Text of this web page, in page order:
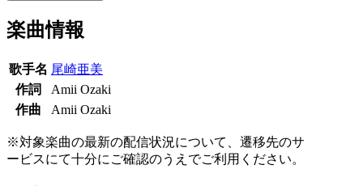
楽曲情報
歌手名 尾崎亜美
作詞
Amii Ozaki
作曲
Amii Ozaki
※対象楽曲の最新の配信状況について、遷移先のサ
ービスにて十分にご確認のうえでご利用ください。